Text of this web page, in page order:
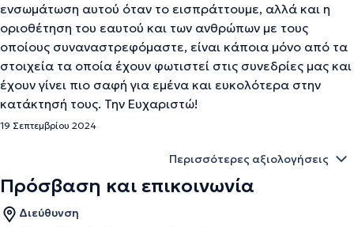
ενσωμάτωση αυτού όταν το εισπράττουμε, αλλά και η
οριοθέτηση του εαυτού και των ανθρώπων με τους
οποίους συναναστρεφόμαστε, είναι κάποια μόνο από τα
στοιχεία τα οποία έχουν φωτιστεί στις συνεδρίες μας και
έχουν γίνει πιο σαφή για εμένα και ευκολότερα στην
κατάκτησή τους. Την Ευχαριστώ!
19 Σεπτεμβρίου 2024
Περισσότερες αξιολογήσεις
Πρόσβαση και επικοινωνία
Διεύθυνση